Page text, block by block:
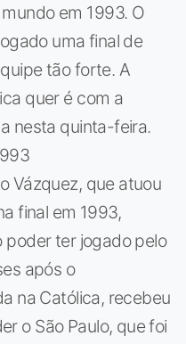
em 1993. O
uma final de
tão forte. A
quer é com a
nesta quinta-feira.
Vázquez, que atuou
final em 1993,
ter jogado pelo
após o
na Católica, recebeu
o São Paulo, que foi